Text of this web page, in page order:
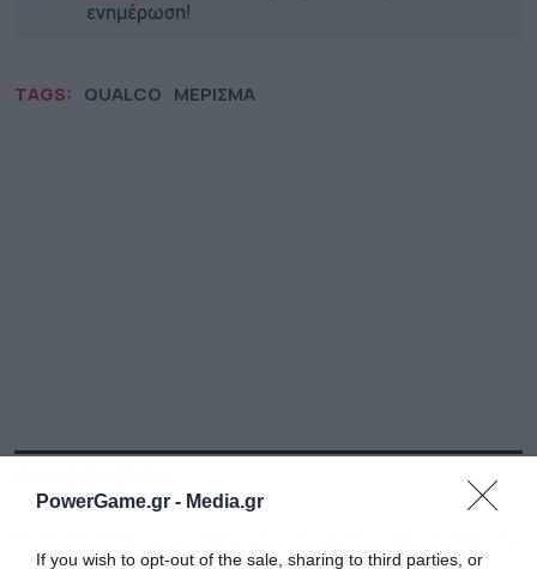
PowerGame.gr - Media.gr
If you wish to opt-out of the sale, sharing to third parties, or
ενημέρωση!
TAGS: QUALCO ΜΕΡΙΣΜΑ